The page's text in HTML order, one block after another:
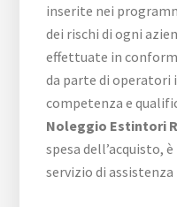
inserite nei
dei rischi di ogni
effettuate in
da parte di operatori
competenza e
Noleggio Estintori
spesa dell’acquisto,
servizio di